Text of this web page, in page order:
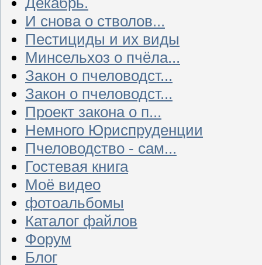
И снова о стволов...
Пестициды и их виды
Минсельхоз о пчёла...
Закон о пчеловодст...
Закон о пчеловодст...
Проект закона о п...
Немного Юриспруденции
Пчеловодство - сам...
Гостевая книга
Моё видео
фотоальбомы
Каталог файлов
Форум
Блог